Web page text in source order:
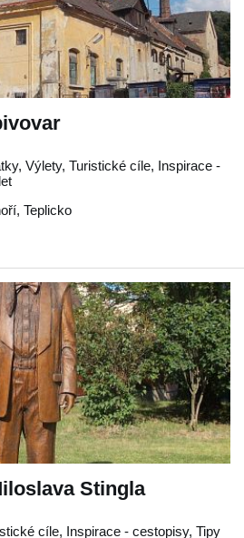
Výlety, Turistické cíle, Inspirace -
, Teplicko
Stingla
cíle, Inspirace - cestopisy, Tipy